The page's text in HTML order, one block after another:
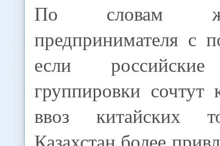
По словам
предпринимателя с
если
группировки сочтут
ввоз китайских